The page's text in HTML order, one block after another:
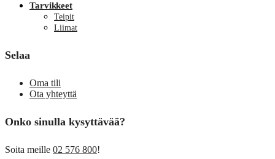
Tarvikkeet
Teipit
Liimat
Selaa
Oma tili
Ota yhteyttä
Onko sinulla kysyttävää?
Soita meille 02 576 800!